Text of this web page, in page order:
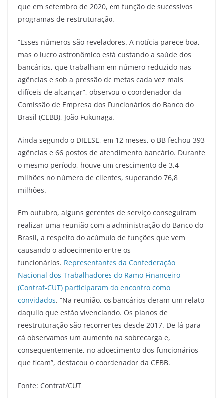
que em setembro de 2020, em função de sucessivos
programas de restruturação.
“Esses números são reveladores. A notícia parece boa,
mas o lucro astronômico está custando a saúde dos
bancários, que trabalham em número reduzido nas
agências e sob a pressão de metas cada vez mais
difíceis de alcançar”, observou o coordenador da
Comissão de Empresa dos Funcionários do Banco do
Brasil (CEBB), João Fukunaga.
Ainda segundo o DIEESE, em 12 meses, o BB fechou 393
agências e 66 postos de atendimento bancário. Durante
o mesmo período, houve um crescimento de 3,4
milhões no número de clientes, superando 76,8
milhões.
Em outubro, alguns gerentes de serviço conseguiram
realizar uma reunião com a administração do Banco do
Brasil, a respeito do acúmulo de funções que vem
causando o adoecimento entre os
funcionários. Representantes da Confederação
Nacional dos Trabalhadores do Ramo Financeiro
(Contraf-CUT) participaram do encontro como
convidados. “Na reunião, os bancários deram um relato
daquilo que estão vivenciando. Os planos de
reestruturação são recorrentes desde 2017. De lá para
cá observamos um aumento na sobrecarga e,
consequentemente, no adoecimento dos funcionários
que ficam”, destacou o coordenador da CEBB.
Fonte: Contraf/CUT